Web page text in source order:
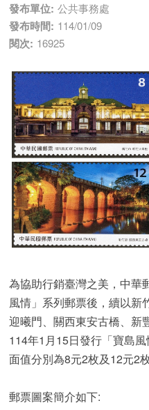
發布單位: 公共事務處
發布時間: 114/01/09
閱次: 16925
為協助行銷臺灣之美，中華
風情」系列郵票後，續以新
迎曦門、關西東安古橋、新
114年1月15日發行「寶島
面值分別為8元2枚及12元2枚
郵票圖案簡介如下: